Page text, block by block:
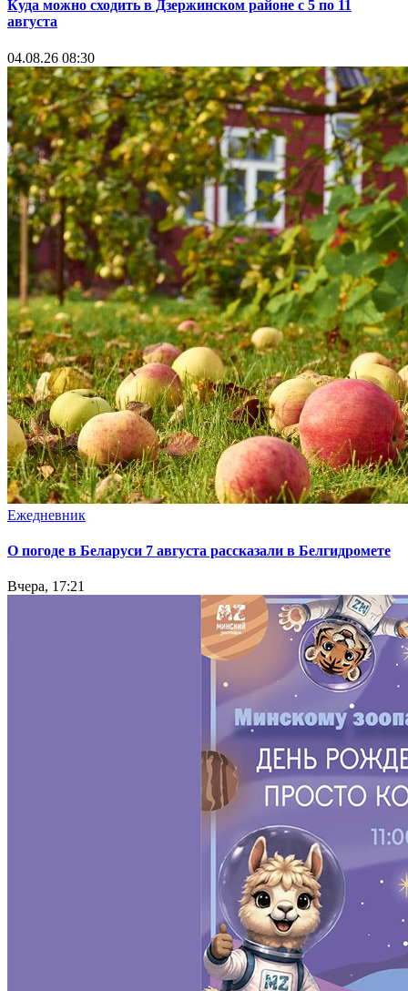
Куда можно сходить в Дзержинском районе с 5 по 11
августа
04.08.26 08:30
Ежедневник
О погоде в Беларуси 7 августа рассказали в Белгидромете
Вчера, 17:21